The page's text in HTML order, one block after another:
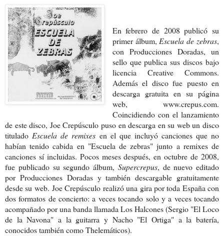
En febrero de 2008 publicó su
primer álbum,Escuela de zebras,
con Producciones Doradas, un
sello que publica sus discos bajo
licencia Creative Commons.
Además el disco fue puesto en
descarga gratuita en su página
web, www.crepus.com.
Coincidiendo con el lanzamiento
de este disco, Joe Crepúsculo puso en descarga en su web un disco
titulado Escuela de remixes en el que incluyó canciones que no
habían tenido cabida en "Escuela de zebras" junto a remixes de
canciones sí incluidas. Pocos meses después, en octubre de 2008,
fue publicado su segundo álbum, Supercrepus, de nuevo editado
por Producciones Doradas y también descargable gratuitamente
desde su web. Joe Crepúsculo realizó una gira por toda España con
dos formatos de concierto: a veces tocando solo y a veces tocando
acompañado por una banda llamada Los Halcones (Sergio "El Loco
de la Navona" a la guitarra y Nacho "El Ortiga" a la batería,
conocidos también como Thelemáticos).